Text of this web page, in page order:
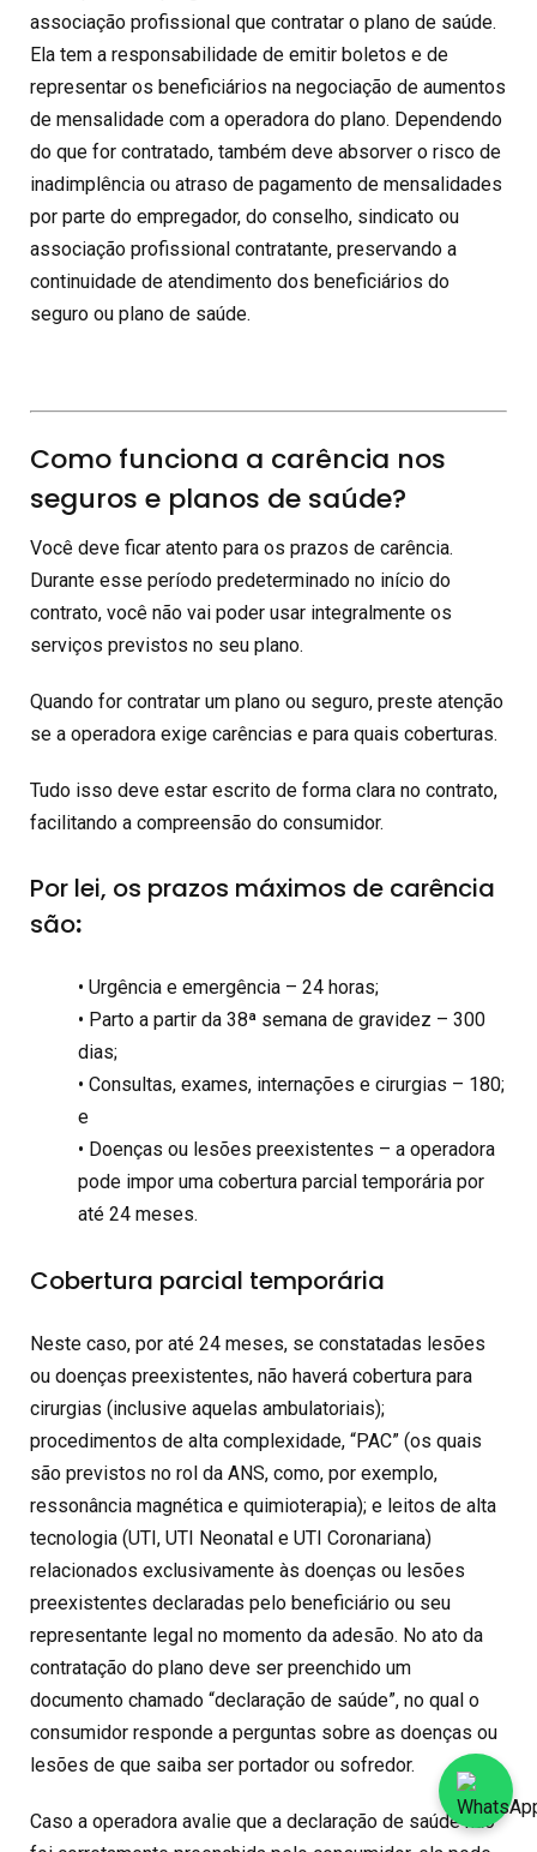
associação profissional que contratar o plano de saúde.
Ela tem a responsabilidade de emitir boletos e de
representar os beneficiários na negociação de aumentos
de mensalidade com a operadora do plano. Dependendo
do que for contratado, também deve absorver o risco de
inadimplência ou atraso de pagamento de mensalidades
por parte do empregador, do conselho, sindicato ou
associação profissional contratante, preservando a
continuidade de atendimento dos beneficiários do
seguro ou plano de saúde.
Como funciona a carência nos
seguros e planos de saúde?
Você deve ficar atento para os prazos de carência.
Durante esse período predeterminado no início do
contrato, você não vai poder usar integralmente os
serviços previstos no seu plano.
Quando for contratar um plano ou seguro, preste atenção
se a operadora exige carências e para quais coberturas.
Tudo isso deve estar escrito de forma clara no contrato,
facilitando a compreensão do consumidor.
Por lei, os prazos máximos de carência
são:
• Urgência e emergência – 24 horas;
• Parto a partir da 38ª semana de gravidez – 300
dias;
• Consultas, exames, internações e cirurgias – 180;
e
• Doenças ou lesões preexistentes – a operadora
pode impor uma cobertura parcial temporária por
até 24 meses.
Cobertura parcial temporária
Neste caso, por até 24 meses, se constatadas lesões
ou doenças preexistentes, não haverá cobertura para
cirurgias (inclusive aquelas ambulatoriais);
procedimentos de alta complexidade, “PAC” (os quais
são previstos no rol da ANS, como, por exemplo,
ressonância magnética e quimioterapia); e leitos de alta
tecnologia (UTI, UTI Neonatal e UTI Coronariana)
relacionados exclusivamente às doenças ou lesões
preexistentes declaradas pelo beneficiário ou seu
representante legal no momento da adesão. No ato da
contratação do plano deve ser preenchido um
documento chamado “declaração de saúde”, no qual o
consumidor responde a perguntas sobre as doenças ou
lesões de que saiba ser portador ou sofredor.
Caso a operadora avalie que a declaração de saúde não